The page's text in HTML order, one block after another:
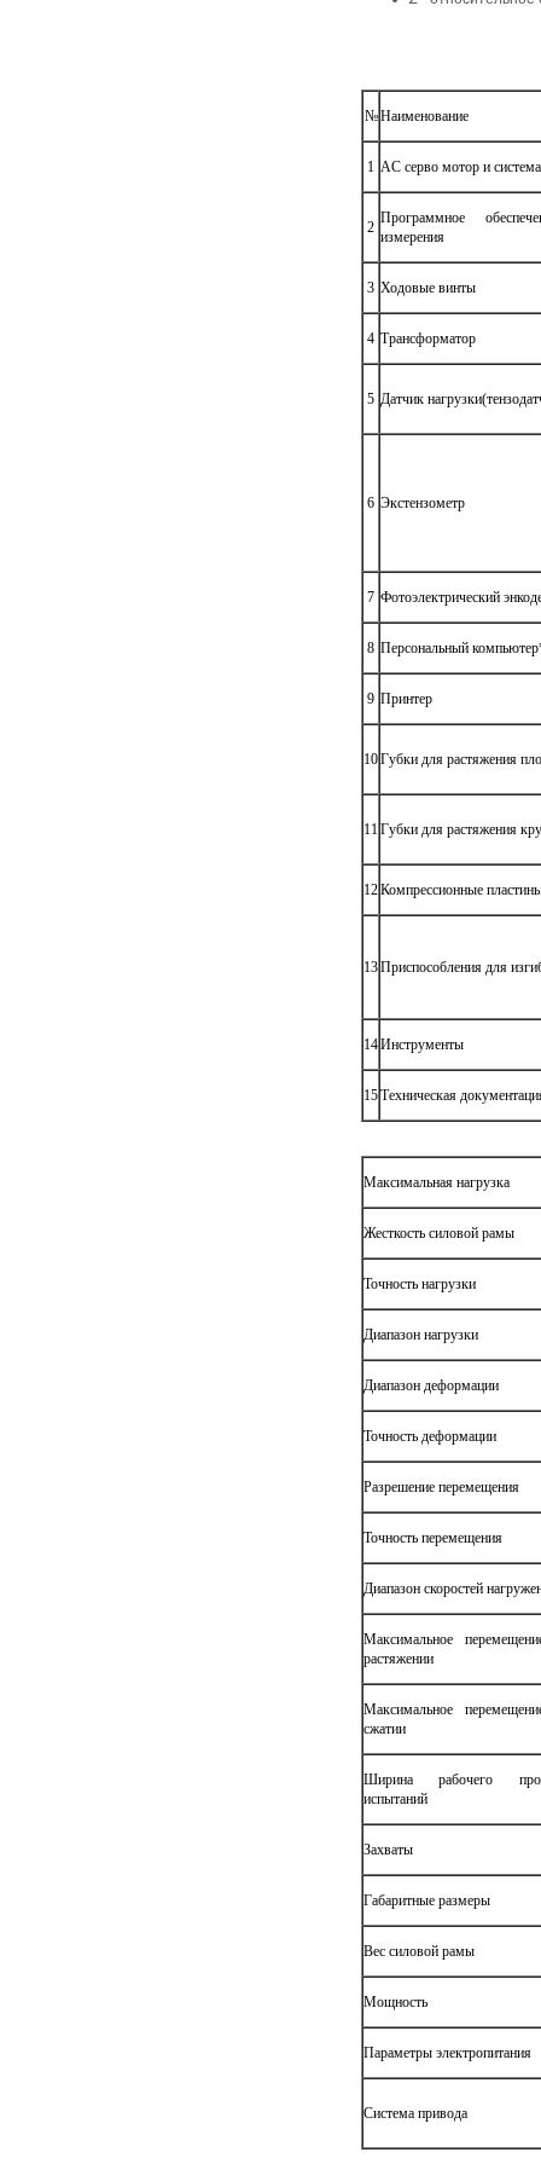
№Наименование
1 AC серво мотор и система
2
Программное
измерения
3 Ходовые винты
4 Трансформатор
5 Датчик
6 Экстензометр
7 Фотоэлектрический
8 Персональный
9 Принтер
10Губки для растяжения
11Губки для растяжения
12Компрессионные
13Приспособления для
14Инструменты
15Техническая
Максимальная нагрузка
Жесткость силовой рамы
Точность нагрузки
Диапазон нагрузки
Диапазон деформации
Точность деформации
Разрешение перемещения
Точность перемещения
Диапазон скоростей
Максимальное
растяжении
Максимальное
сжатии
Ширина рабочего
испытаний
Захваты
Габаритные размеры
Вес силовой рамы
Мощность
Параметры электропитания
Система привода